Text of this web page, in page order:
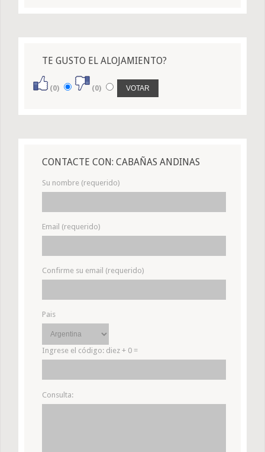
TE GUSTO EL ALOJAMIENTO?
(0) (0)
CONTACTE CON: CABAÑAS ANDINAS
Su nombre (requerido)
Email (requerido)
Confirme su email (requerido)
Pais
Ingrese el código: diez + 0 =
Consulta: